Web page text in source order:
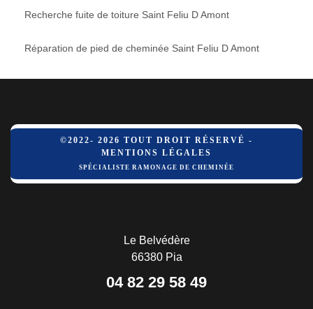
Recherche fuite de toiture Saint Feliu D Amont
Réparation de pied de cheminée Saint Feliu D Amont
©2022- 2026 TOUT DROIT RÉSERVÉ -
MENTIONS LÉGALES
SPÉCIALISTE RAMONAGE DE CHEMINÉE
Le Belvédère
66380 Pia
04 82 29 58 49